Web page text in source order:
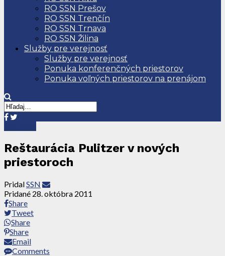
RO SSN Prešov
RO SSN Trenčín
RO SSN Trnava
RO SSN Žilina
Služby pre verejnosť
Služby pre verejnosť
Ponuka konferenčných priestorov
Ponuka voľných priestorov na prenájom
Reštaurácia Pulitzer v nových
priestoroch
PridalSSN
Pridané 28. októbra 2011
Share
Tweet
Share
Share
Email
Comments